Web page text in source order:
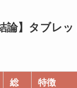
論】タブレ
総
特徴